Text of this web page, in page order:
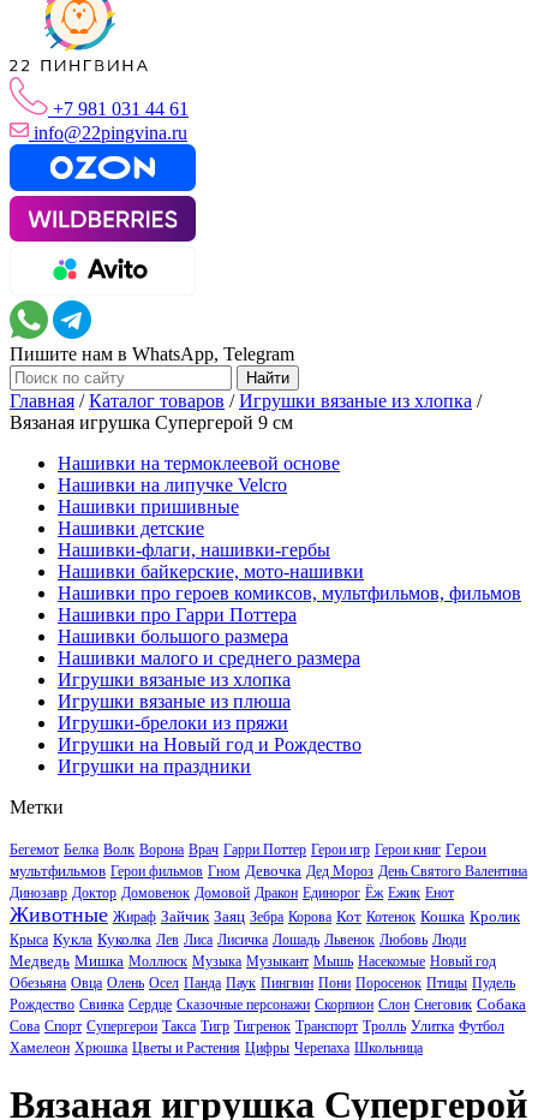
+7 981 031 44 61
info@22pingvina.ru
Пишите нам в WhatsApp, Telegram
Главная /Каталог товаров /Игрушки вязаные из хлопка /
Вязаная игрушка Супергерой 9 см
Нашивки на термоклеевой основе
Нашивки на липучке Velcro
Нашивки пришивные
Нашивки детские
Нашивки-флаги, нашивки-гербы
Нашивки байкерские, мото-нашивки
Нашивки про героев комиксов, мультфильмов, фильмов
Нашивки про Гарри Поттера
Нашивки большого размера
Нашивки малого и среднего размера
Игрушки вязаные из хлопка
Игрушки вязаные из плюша
Игрушки-брелоки из пряжи
Игрушки на Новый год и Рождество
Игрушки на праздники
Метки
Бегемот Белка Волк Ворона Врач Гарри Поттер Герои игр Герои книг Герои
мультфильмов Герои фильмов Гном Девочка Дед Мороз День Святого Валентина
Динозавр Доктор Домовенок Домовой Дракон Единорог Ёж Ежик Енот
Животные Жираф Зайчик Заяц Зебра Корова Кот Котенок Кошка Кролик
Крыса Кукла Куколка Лев Лиса Лисичка Лошадь Львенок Любовь Люди
Медведь Мишка Моллюск Музыка Музыкант Мышь Насекомые Новый год
Обезьяна Овца Олень Осел Панда Паук Пингвин Пони Поросенок Птицы Пудель
Рождество Свинка Сердце Сказочные персонажи Скорпион Слон Снеговик Собака
Сова Спорт Супергерои Такса Тигр Тигренок Транспорт Тролль Улитка Футбол
Хамелеон Хрюшка Цветы и Растения Цифры Черепаха Школьница
Вязаная игрушка Супергерой